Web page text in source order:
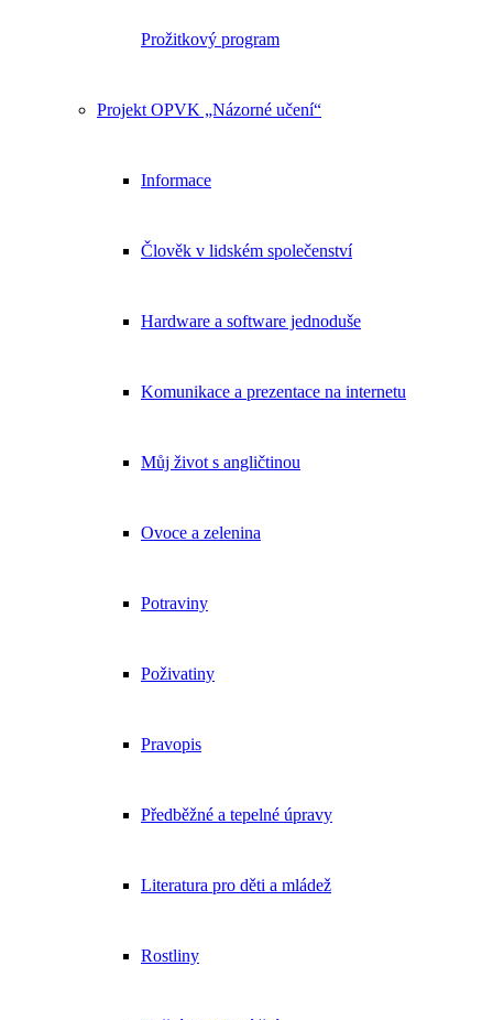
Prožitkový program
Projekt OPVK „Názorné učení“
Informace
Člověk v lidském společenství
Hardware a software jednoduše
Komunikace a prezentace na internetu
Můj život s angličtinou
Ovoce a zelenina
Potraviny
Poživatiny
Pravopis
Předběžné a tepelné úpravy
Literatura pro děti a mládež
Rostliny